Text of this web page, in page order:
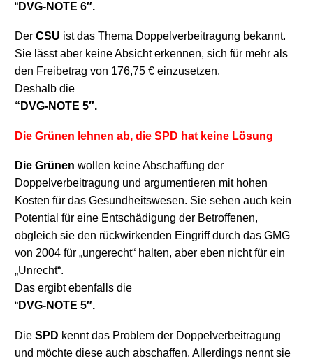
“DVG-NOTE 6″.
Der CSU ist das Thema Doppelverbeitragung bekannt.
Sie lässt aber keine Absicht erkennen, sich für mehr als
den Freibetrag von 176,75 € einzusetzen.
Deshalb die
“ DVG-NOTE 5″.
Die Grünen lehnen ab, die SPD hat keine Lösung
Die Grünen wollen keine Abschaffung der
Doppelverbeitragung und argumentieren mit hohen
Kosten für das Gesundheitswesen. Sie sehen auch kein
Potential für eine Entschädigung der Betroffenen,
obgleich sie den rückwirkenden Eingriff durch das GMG
von 2004 für „ungerecht“ halten, aber eben nicht für ein
„Unrecht“.
Das ergibt ebenfalls die
“DVG-NOTE 5″.
Die SPD kennt das Problem der Doppelverbeitragung
und möchte diese auch abschaffen. Allerdings nennt sie